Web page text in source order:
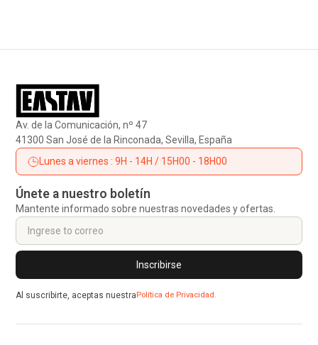
Av. de la Comunicación, nº 47
41300 San José de la Rinconada, Sevilla, España
Lunes a viernes : 9H - 14H / 15H00 - 18H00
Únete a nuestro boletín
Mantente informado sobre nuestras novedades y ofertas.
Al suscribirte, aceptas nuestra Política de Privacidad.